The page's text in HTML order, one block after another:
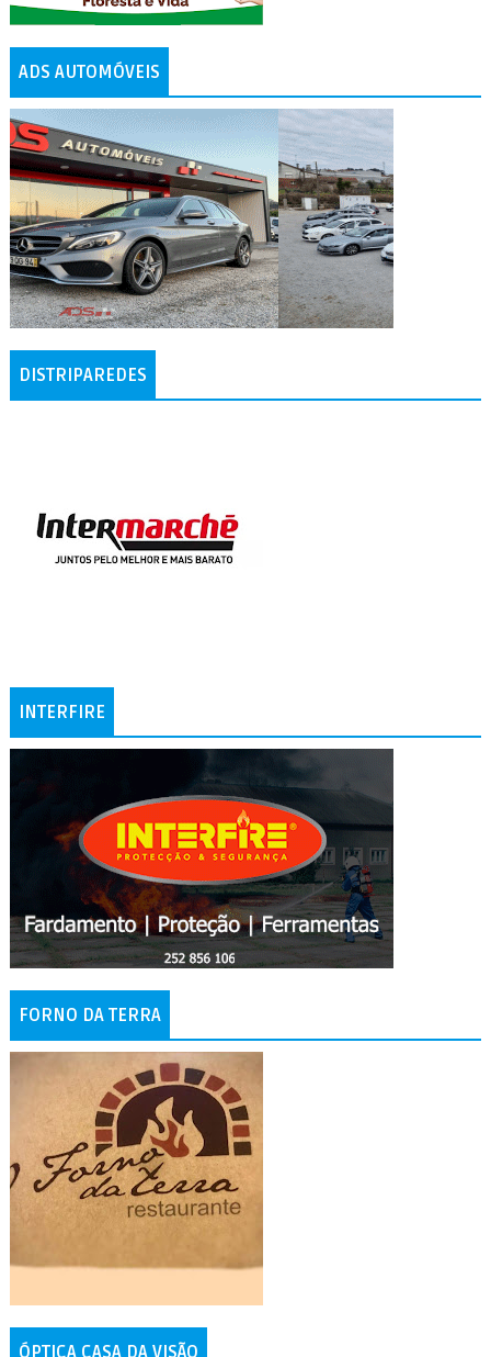
ADS AUTOMÓVEIS
DISTRIPAREDES
INTERFIRE
FORNO DA TERRA
ÓPTICA CASA DA VISÃO